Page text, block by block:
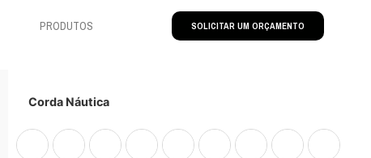
PRODUTOS SOLICITAR UM ORÇAMENTO
Corda Náutica